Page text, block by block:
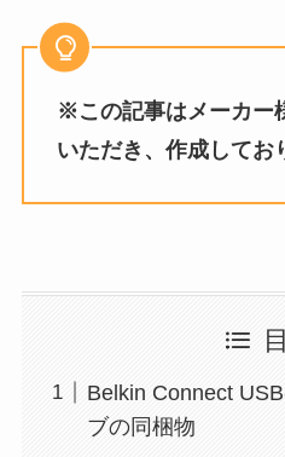
※この記事はメーカー
いただき、作成してお
Belkin Connect
ブの同梱物